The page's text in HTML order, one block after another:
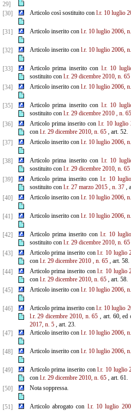
29]
[30]
Articolo così sostituito con l.r. 10 luglio
[31] Articolo inserito con l.r. 10 luglio 2006,
[32] Articolo inserito con l.r. 10 luglio 2006,
[33] Articolo prima inserito con l.r. 10
sostituito con l.r. 29 dicembre 2010, n. 65
[34]
Articolo inserito con l.r. 10 luglio 2006,
[35] Articolo prima inserito con l.r. 10
sostituito con l.r. 29 dicembre 2010 , n. 65
[36]
Articolo prima inserito con l.r. 10 luglio
con l.r. 29 dicembre 2010, n. 65, art. 52.
[37]
Articolo inserito con l.r. 10 luglio 2006,
[38] Articolo prima inserito con l.r. 10
sostituito con l.r. 29 dicembre 2010, n. 65
[39]
Articolo prima inserito conl.r. 10
sostituito con l.r. 27 marzo 2015 , n. 37,
[40]
Articolo inserito con l.r. 10 luglio 2006,
[41] Articolo inserito con l.r. 10 luglio 2006,
[42] Articolo prima inserito conl.r. 10
sostituito con l.r. 29 dicembre 2010, n. 65
[43]
Articolo prima inserito conl.r. 10 luglio
con l.r. 29 dicembre 2010 , n. 65, art. 58.
[44]
Articolo prima inserito conl.r. 10 luglio
con l.r. 29 dicembre 2010, n. 65, art. 58.
[45]
Articolo inserito con l.r. 10 luglio 2006,
[46] Articolo prima inserito conl.r. 10 luglio
l.r. 29 dicembre 2010, n. 65 , art. 60, ed
2017, n. 5, art. 23.
[47]
Articolo inserito con l.r. 10 luglio 2006,
[48] Articolo inserito con l.r. 10 luglio 2006,
[49] Articolo prima inserito conl.r. 10 luglio
con l.r. 29 dicembre 2010, n. 65, art. 61.
[50]
Nota soppressa.
[51] Articolo abrogato con l.r. 10 luglio